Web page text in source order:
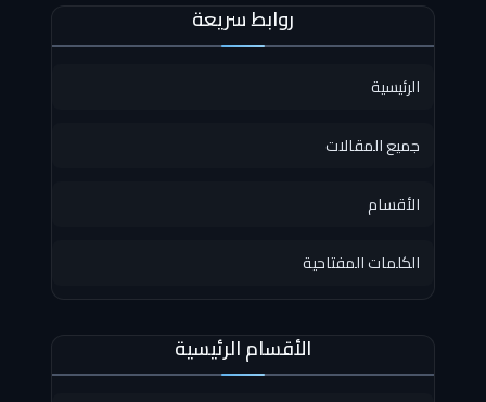
روابط سريعة
الرئيسية
جميع المقالات
الأقسام
الكلمات المفتاحية
الأقسام الرئيسية